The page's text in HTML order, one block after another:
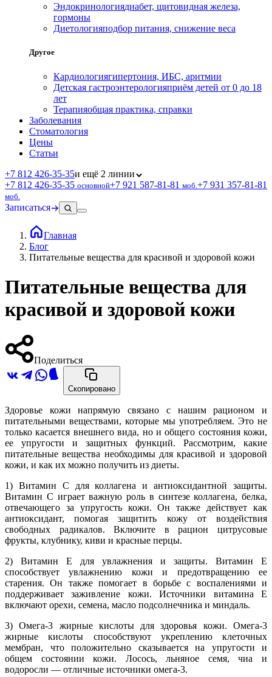
Эндокринологиядиабет, щитовидная железа,
гормоны
Диетологияподбор питания, снижение веса
Другое
Кардиологиягипертония, ИБС, аритмии
Детская гастроэнтерологияприём детей от 0 до 18
лет
Терапияобщая практика, справки
Заболевания
Стоматология
Цены
Статьи
+7 812 426‑35‑35и ещё 2 линии
+7 812 426‑35‑35 основной+7 921 587‑81‑81 моб. +7 931 357‑81‑81
моб.
Записаться
Главная
Блог
Питательные вещества для красивой и здоровой кожи
Питательные вещества для
красивой и здоровой кожи
Поделиться
Скопировано
Здоровье кожи напрямую связано с нашим рационом и
питательными веществами, которые мы употребляем. Это не
только касается внешнего вида, но и общего состояния кожи,
ее упругости и защитных функций. Рассмотрим, какие
питательные вещества необходимы для красивой и здоровой
кожи, и как их можно получить из диеты.
1) Витамин C для коллагена и антиоксидантной защиты.
Витамин C играет важную роль в синтезе коллагена, белка,
отвечающего за упругость кожи. Он также действует как
антиоксидант, помогая защитить кожу от воздействия
свободных радикалов. Включите в рацион цитрусовые
фрукты, клубнику, киви и красные перцы.
2) Витамин E для увлажнения и защиты. Витамин E
способствует увлажнению кожи и предотвращению ее
старения. Он также помогает в борьбе с воспалениями и
поддерживает заживление кожи. Источники витамина E
включают орехи, семена, масло подсолнечника и миндаль.
3) Омега-3 жирные кислоты для здоровья кожи. Омега-3
жирные кислоты способствуют укреплению клеточных
мембран, что положительно сказывается на упругости и
общем состоянии кожи. Лосось, льняное семя, чиа и
водоросли — отличные источники омега-3.